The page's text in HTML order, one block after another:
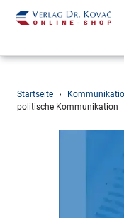
Direkt
zum
Startseite ›
politische Kommunikation